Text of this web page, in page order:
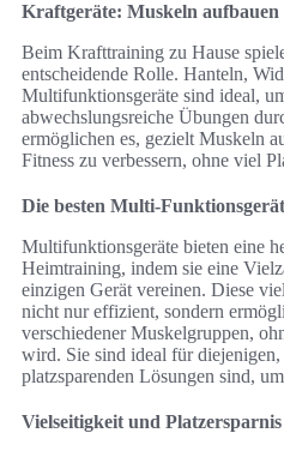
Kraftgeräte: Muskeln
Beim Krafttraining zu Hause
entscheidende Rolle. Hanteln,
Multifunktionsgeräte sind ideal,
abwechslungsreiche Übungen
ermöglichen es, gezielt Muskeln
Fitness zu verbessern, ohne viel
Die besten Multi-
Multifunktionsgeräte bieten eine
Heimtraining, indem sie eine
einzigen Gerät vereinen. Diese
nicht nur effizient, sondern
verschiedener Muskelgruppen,
wird. Sie sind ideal für diejenigen,
platzsparenden Lösungen sind,
Vielseitigkeit und Platzersparnis